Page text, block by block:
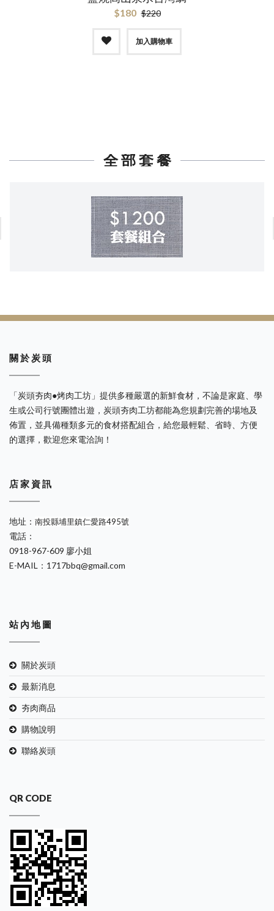
$180 $220
加入購物車
全 部 套 餐
關 於 炭 頭
「炭頭夯肉●烤肉工坊」提供多種嚴選的新鮮食材，不論是家庭、學
生或公司行號團體出遊，炭頭夯肉工坊都能為您規劃完善的場地及
佈置，並具備種類多元的食材搭配組合，給您最輕鬆、省時、方便
的選擇，歡迎您來電洽詢！
店 家 資 訊
地址： 南投縣埔里鎮仁愛路495號
電話：
0918-967-609 廖小姐
E-MAIL：1717bbq@gmail.com
站 內 地 圖
關於炭頭
最新消息
夯肉商品
購物說明
聯絡炭頭
QR CODE